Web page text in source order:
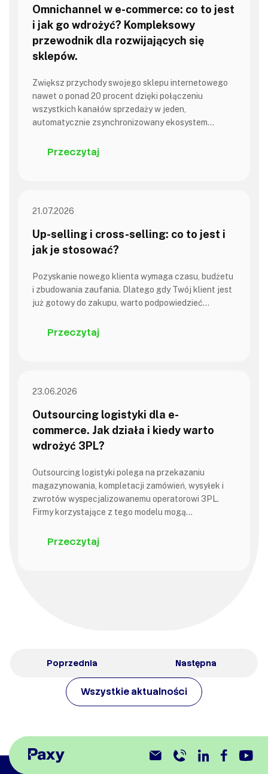
Omnichannel w e-commerce: co to jest
i jak go wdrożyć? Kompleksowy
przewodnik dla rozwijających się
sklepów.
Zwiększ przychody swojego sklepu internetowego
nawet o ponad 20 procent dzięki połączeniu
wszystkich kanałów sprzedaży w jeden,
automatycznie zsynchronizowany ekosystem…
Przeczytaj
21.07.2026
Up-selling i cross-selling: co to jest i
jak je stosować?
Pozyskanie nowego klienta wymaga czasu, budżetu
i zbudowania zaufania. Dlatego gdy Twój klient jest
już gotowy do zakupu, warto podpowiedzieć…
Przeczytaj
23.06.2026
Outsourcing logistyki dla e-
commerce. Jak działa i kiedy warto
wdrożyć 3PL?
Outsourcing logistyki polega na przekazaniu
magazynowania, kompletacji zamówień, wysyłek i
zwrotów wyspecjalizowanemu operatorowi 3PL.
Firmy korzystające z tego modelu mogą…
Przeczytaj
Poprzednia
Wszystkie aktualności
Następna